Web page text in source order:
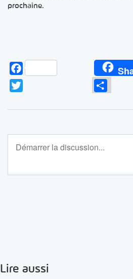
prochaine.
Facebook
Lire aussi